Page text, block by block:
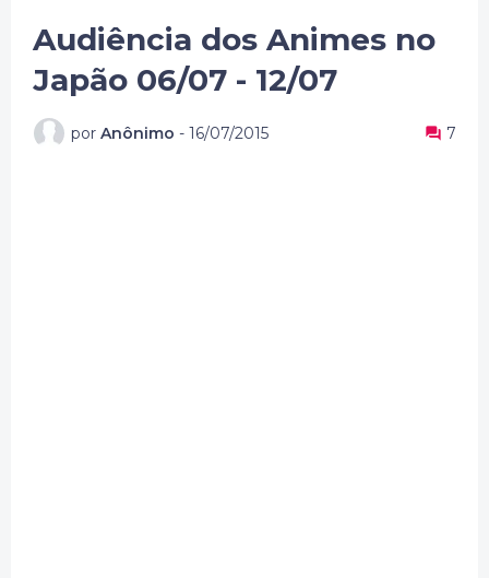
Audiência dos Animes no
Japão 06/07 - 12/07
por Anônimo - 16/07/2015 7